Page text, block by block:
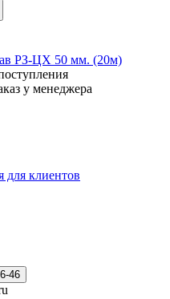
РЗ-ЦХ 50 мм. (20м)
у менеджера
клиентов
46